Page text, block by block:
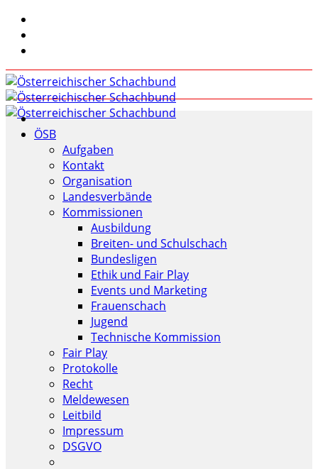
ÖSB
Aufgaben
Kontakt
Organisation
Landesverbände
Kommissionen
Ausbildung
Breiten- und Schulschach
Bundesligen
Ethik und Fair Play
Events und Marketing
Frauenschach
Jugend
Technische Kommission
Fair Play
Protokolle
Recht
Meldewesen
Leitbild
Impressum
DSGVO